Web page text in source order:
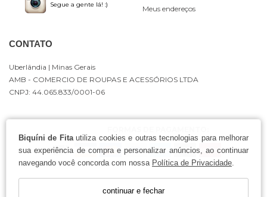
Biquíni de Fitautiliza cookies e outras tecnologias para melhorar
sua experiência de compra e personalizar anúncios, ao continuar
navegando você concorda com nossa Política de Privacidade
continuar e fechar
Segue a gente lá! :)
Meus endereços
CONTATO
Uberlândia | Minas Gerais
AMB - COMERCIO DE ROUPAS E ACESSÓRIOS LTDA
CNPJ: 44.065.833/0001-06